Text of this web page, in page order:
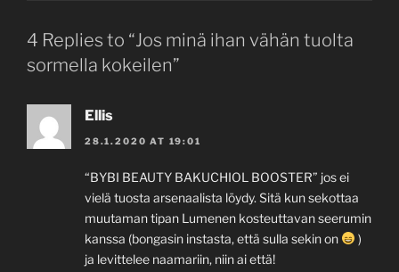
4 Replies to “Jos minä ihan vähän tuolta
sormella kokeilen”
Ellis
28.1.2020 AT 19:01
“BYBI BEAUTY BAKUCHIOL BOOSTER” jos ei
vielä tuosta arsenaalista löydy. Sitä kun sekottaa
muutaman tipan Lumenen kosteuttavan seerumin
kanssa (bongasin instasta, että sulla sekin on
)
ja levittelee naamariin, niin ai että!